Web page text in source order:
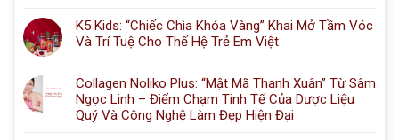
K5 Kids: “Chiếc Chìa Khóa Vàng” Khai Mở Tầm Vóc
Và Trí Tuệ Cho Thế Hệ Trẻ Em Việt
Collagen Noliko Plus: “Mật Mã Thanh Xuân” Từ Sâm
Ngọc Linh – Điểm Chạm Tinh Tế Của Dược Liệu
Quý Và Công Nghệ Làm Đẹp Hiện Đại